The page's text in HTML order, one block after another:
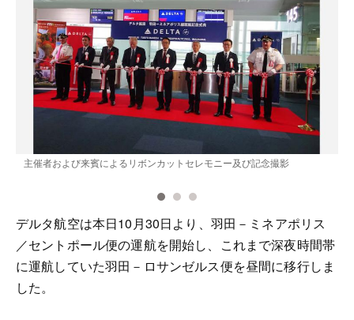
主催者および来賓によるリボンカットセレモニー及び記念撮影
デルタ航空は本日10月30日より、羽田－ミネアポリス
／セントポール便の運航を開始し、これまで深夜時間帯
に運航していた羽田－ロサンゼルス便を昼間に移行しま
した。